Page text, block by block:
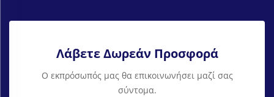
Λάβετε Δωρεάν Προσφορά
Ο εκπρόσωπός μας θα επικοινωνήσει μαζί σας
σύντομα.